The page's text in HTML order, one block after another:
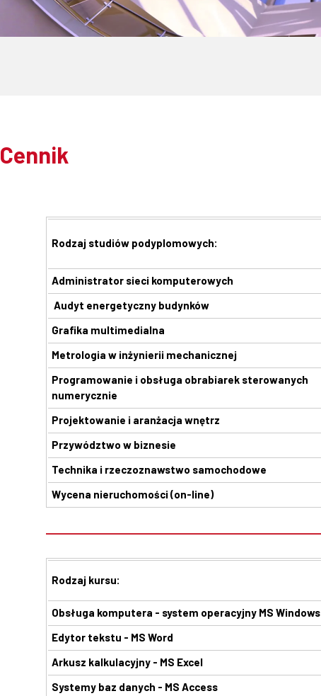
Cennik
Rodzaj studiów podyplomowych:
Administrator sieci komputerowych
Audyt energetyczny budynków
Grafika multimedialna
Metrologia w inżynierii mechanicznej
Programowanie i obsługa obrabiarek sterowanych
numerycznie
Projektowanie i aranżacja wnętrz
Przywództwo w biznesie
Technika i rzeczoznawstwo samochodowe
Wycena nieruchomości (on-line)
Rodzaj kursu:
Obsługa komputera - system operacyjny MS Windows
Edytor tekstu - MS Word
Arkusz kalkulacyjny - MS Excel
Systemy baz danych - MS Access